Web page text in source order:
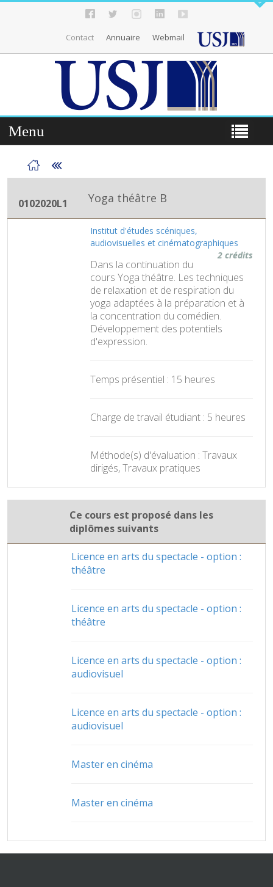
Contact Annuaire Webmail
Menu
0102020L1 Yoga théâtre B
Institut d'études scéniques,
audiovisuelles et cinématographiques
2 crédits
Dans la continuation du
cours Yoga théâtre. Les techniques
de relaxation et de respiration du
yoga adaptées à la préparation et à
la concentration du comédien.
Développement des potentiels
d'expression.
Temps présentiel : 15 heures
Charge de travail étudiant : 5 heures
Méthode(s) d'évaluation : Travaux
dirigés, Travaux pratiques
Ce cours est proposé dans les
diplômes suivants
Licence en arts du spectacle - option :
théâtre
Licence en arts du spectacle - option :
théâtre
Licence en arts du spectacle - option :
audiovisuel
Licence en arts du spectacle - option :
audiovisuel
Master en cinéma
Master en cinéma